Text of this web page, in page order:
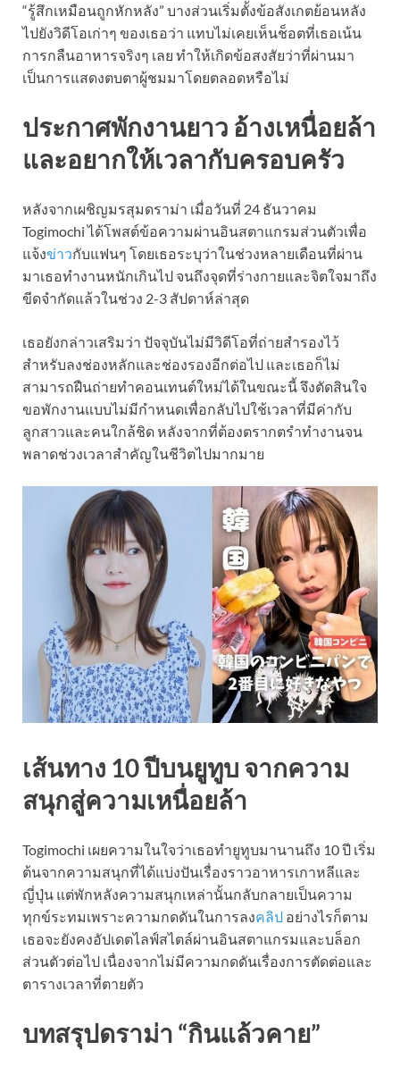
“รู้สึกเหมือนถูกหักหลัง” บางส่วนเริ่มตั้งข้อสังเกตย้อนหลัง
ไปยังวิดีโอเก่าๆ ของเธอว่า แทบไม่เคยเห็นช็อตที่เธอเน้น
การกลืนอาหารจริงๆ เลย ทำให้เกิดข้อสงสัยว่าที่ผ่านมา
เป็นการแสดงตบตาผู้ชมมาโดยตลอดหรือไม่
ประกาศพักงานยาว อ้างเหนื่อยล้า
และอยากให้เวลากับครอบครัว
หลังจากเผชิญมรสุมดราม่า เมื่อวันที่ 24 ธันวาคม
Togimochi ได้โพสต์ข้อความผ่านอินสตาแกรมส่วนตัวเพื่อ
แจ้งข่าวกับแฟนๆ โดยเธอระบุว่าในช่วงหลายเดือนที่ผ่าน
มาเธอทำงานหนักเกินไป จนถึงจุดที่ร่างกายและจิตใจมาถึง
ขีดจำกัดแล้วในช่วง 2-3 สัปดาห์ล่าสุด
เธอยังกล่าวเสริมว่า ปัจจุบันไม่มีวิดีโอที่ถ่ายสำรองไว้
สำหรับลงช่องหลักและช่องรองอีกต่อไป และเธอก็ไม่
สามารถฝืนถ่ายทำคอนเทนต์ใหม่ได้ในขณะนี้ จึงตัดสินใจ
ขอพักงานแบบไม่มีกำหนดเพื่อกลับไปใช้เวลาที่มีค่ากับ
ลูกสาวและคนใกล้ชิด หลังจากที่ต้องตรากตรำทำงานจน
พลาดช่วงเวลาสำคัญในชีวิตไปมากมาย
เส้นทาง 10 ปีบนยูทูบ จากความ
สนุกสู่ความเหนื่อยล้า
Togimochi เผยความในใจว่าเธอทำยูทูบมานานถึง 10 ปี เริ่ม
ต้นจากความสนุกที่ได้แบ่งปันเรื่องราวอาหารเกาหลีและ
ญี่ปุ่น แต่พักหลังความสนุกเหล่านั้นกลับกลายเป็นความ
ทุกข์ระทมเพราะความกดดันในการลงคลิป อย่างไรก็ตาม
เธอจะยังคงอัปเดตไลฟ์สไตล์ผ่านอินสตาแกรมและบล็อก
ส่วนตัวต่อไป เนื่องจากไม่มีความกดดันเรื่องการตัดต่อและ
ตารางเวลาที่ตายตัว
บทสรุปดราม่า “กินแล้วคาย”